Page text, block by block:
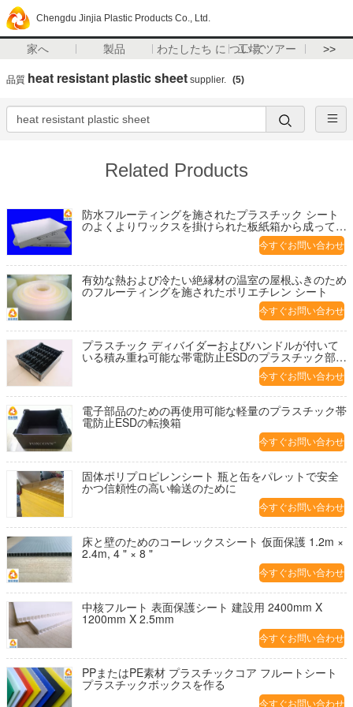
Chengdu Jinjia Plastic Products Co., Ltd.
家へ 製品 わたしたち に つい て工場 ツアー >>
品質 heat resistant plastic sheet supplier. (5)
Related Products
防水フルーティングを施されたプラスチック シート
のよくよりワックスを掛けられた板紙箱から成ってい
今すぐお問い合わせ
有効な熱および冷たい絶縁材の温室の屋根ふきのため
のフルーティングを施されたポリエチレン シート
今すぐお問い合わせ
プラスチック ディバイダーおよびハンドルが付いて
いる積み重ね可能な帯電防止ESDのプラスチック部品
今すぐお問い合わせ
電子部品のための再使用可能な軽量のプラスチック帯
電防止ESDの転換箱
今すぐお問い合わせ
固体ポリプロピレンシート 瓶と缶をパレットで安全
かつ信頼性の高い輸送のために
今すぐお問い合わせ
床と壁のためのコーレックスシート 仮面保護 1.2m ×
2.4m, 4 " × 8 "
今すぐお問い合わせ
中核フルート 表面保護シート 建設用 2400mm X
1200mm X 2.5mm
今すぐお問い合わせ
PPまたはPE素材 プラスチックコア フルートシート
プラスチックボックスを作る
今すぐお問い合わせ